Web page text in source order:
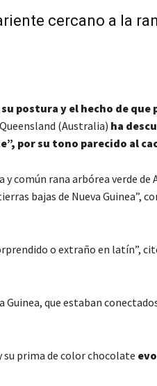
cercano a la
postura y el hecho de que
(Australia) ha
por su tono parecido al
y común rana arbórea verde
bajas de Nueva Guinea”,
o extraño en latín”,
que estaban
su prima de color chocolate